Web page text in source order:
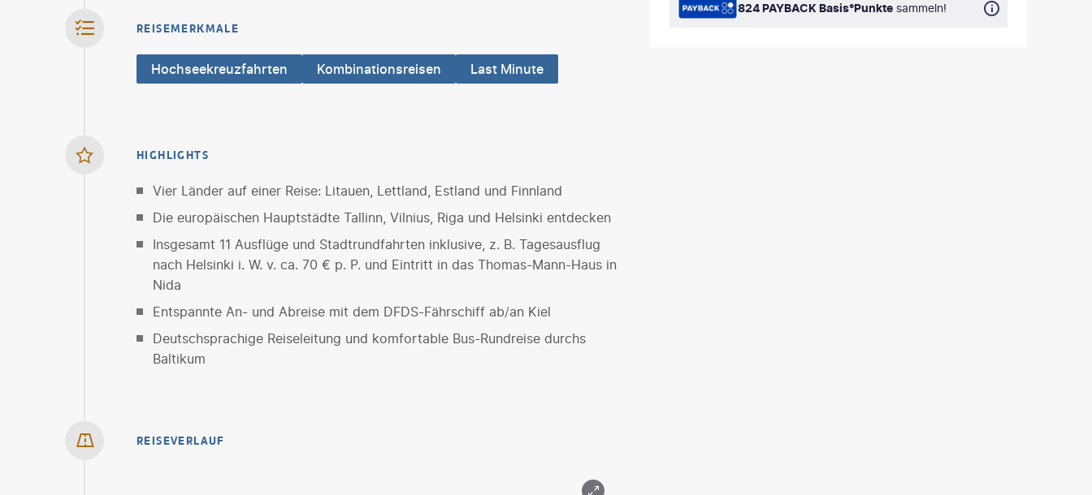
824 PAYBACK Basis°Punkte sammeln!
REISEMERKMALE
Hochseekreuzfahrten Kombinationsreisen Last Minute
HIGHLIGHTS
Vier Länder auf einer Reise: Litauen, Lettland, Estland und Finnland
Die europäischen Hauptstädte Tallinn, Vilnius, Riga und Helsinki entdecken
Insgesamt 11 Ausflüge und Stadtrundfahrten inklusive, z. B. Tagesausflug
nach Helsinki i. W. v. ca. 70 € p. P. und Eintritt in das Thomas-Mann-Haus in
Nida
Entspannte An- und Abreise mit dem DFDS-Fährschiff ab/an Kiel
Deutschsprachige Reiseleitung und komfortable Bus-Rundreise durchs
Baltikum
REISEVERLAUF